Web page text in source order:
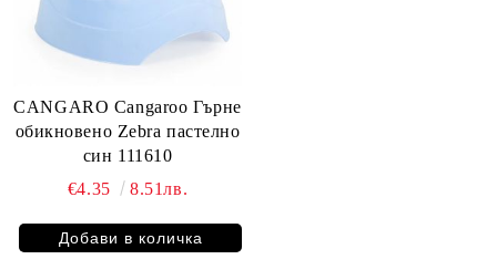
CANGARO Cangaroo Гърне
обикновено Zebra пастелно
син 111610
€4.35
8.51лв.